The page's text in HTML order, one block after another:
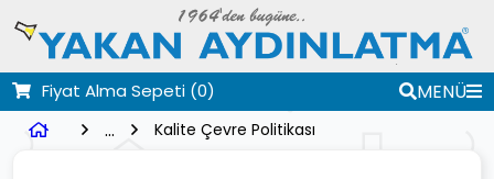
Fiyat Alma Sepeti (0)
MENÜ
...
Kalite Çevre Politikası